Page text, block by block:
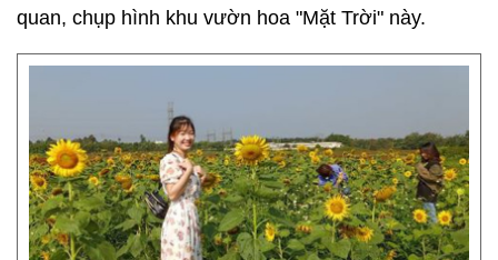
quan, chụp hình khu vườn hoa "Mặt Trời" này.